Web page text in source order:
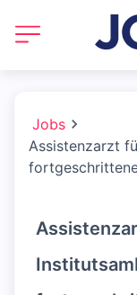
Jobs
Assistenzarzt